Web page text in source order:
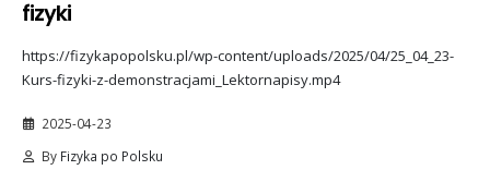
fizyki
https://fizykapopolsku.pl/wp-content/uploads/2025/04/25_04_23-
Kurs-fizyki-z-demonstracjami_Lektornapisy.mp4
2025-04-23
By Fizyka po Polsku